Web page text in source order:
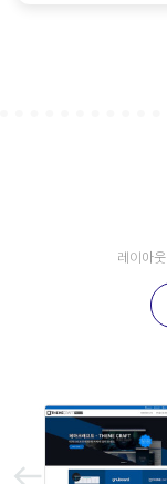
레이아
west